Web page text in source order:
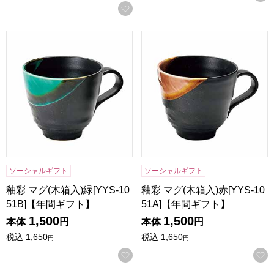
お気に入りに登録する
ソーシャルギフト
釉彩 マグ(木箱入)緑[YYS-10
51B]【年間ギフト】
本体 1,500円
税込 1,650円
お気に入りに登録する
ソーシャルギフト
釉彩 マグ(木箱入)赤[YYS-10
51A]【年間ギフト】
本体 1,500円
税込 1,650円